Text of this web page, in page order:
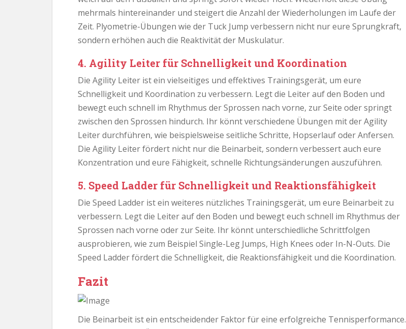
mehrmals hintereinander und steigert die Anzahl der Wiederholungen im Laufe der
Zeit. Plyometrie-Übungen wie der Tuck Jump verbessern nicht nur eure Sprungkraft,
sondern erhöhen auch die Reaktivität der Muskulatur.
4. Agility Leiter für Schnelligkeit und Koordination
Die Agility Leiter ist ein vielseitiges und effektives Trainingsgerät, um eure
Schnelligkeit und Koordination zu verbessern. Legt die Leiter auf den Boden und
bewegt euch schnell im Rhythmus der Sprossen nach vorne, zur Seite oder springt
zwischen den Sprossen hindurch. Ihr könnt verschiedene Übungen mit der Agility
Leiter durchführen, wie beispielsweise seitliche Schritte, Hopserlauf oder Anfersen.
Die Agility Leiter fördert nicht nur die Beinarbeit, sondern verbessert auch eure
Konzentration und eure Fähigkeit, schnelle Richtungsänderungen auszuführen.
5. Speed Ladder für Schnelligkeit und Reaktionsfähigkeit
Die Speed Ladder ist ein weiteres nützliches Trainingsgerät, um eure Beinarbeit zu
verbessern. Legt die Leiter auf den Boden und bewegt euch schnell im Rhythmus der
Sprossen nach vorne oder zur Seite. Ihr könnt unterschiedliche Schrittfolgen
ausprobieren, wie zum Beispiel Single-Leg Jumps, High Knees oder In-N-Outs. Die
Speed Ladder fördert die Schnelligkeit, die Reaktionsfähigkeit und die Koordination.
Fazit
Die Beinarbeit ist ein entscheidender Faktor für eine erfolgreiche Tennisperformance.